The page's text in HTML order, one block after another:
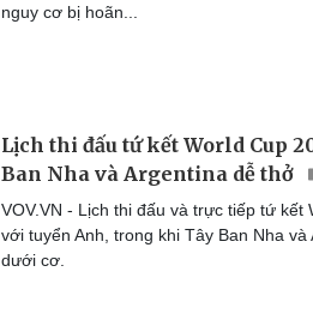
nguy cơ bị hoãn...
Lịch thi đấu tứ kết World Cup
Ban Nha và Argentina dễ thở
VOV.VN - Lịch thi đấu và trực tiếp tứ kết
với tuyển Anh, trong khi Tây Ban Nha
dưới cơ.